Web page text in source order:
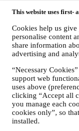
This website uses first-
Cookies help us give
personalise content
share information
advertising and
“Necessary
support web
uses above
clicking “Accept all
you manage each
cookies only”, so
installed.
y auditoría,
análisis
necesitemos
administrativas u
confirmación de
personales para
de nuestros
actividad de
proporcionarle
PARA
SOBRE LOS
ha dado su